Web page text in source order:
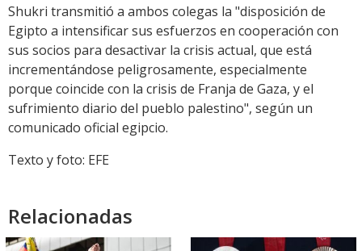
Shukri transmitió a ambos colegas la "disposición de
Egipto a intensificar sus esfuerzos en cooperación con
sus socios para desactivar la crisis actual, que está
incrementándose peligrosamente, especialmente
porque coincide con la crisis de Franja de Gaza, y el
sufrimiento diario del pueblo palestino", según un
comunicado oficial egipcio.
Texto y foto: EFE
Relacionadas